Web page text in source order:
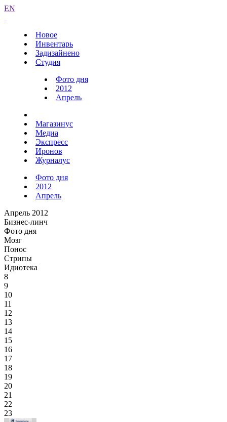
EN
Новое
Инвентарь
Задизайнено
Студия
Фото дня
2012
Апрель
Магазинус
Медиа
Экспресс
Иронов
Журналус
Фото дня
2012
Апрель
Апрель 2012
Бизнес-линч
Фото дня
Мозг
Понос
Стрипы
Идиотека
8
9
10
11
12
13
14
15
16
17
18
19
20
21
22
23